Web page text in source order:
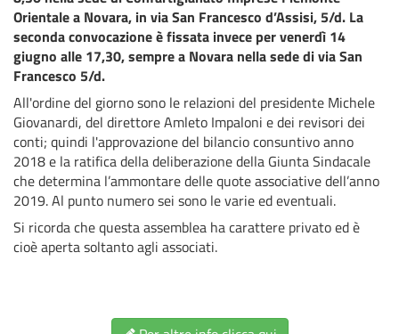
Orientale a Novara, in via San Francesco d’Assisi, 5/d. La
seconda convocazione è fissata invece per venerdì 14
giugno alle 17,30, sempre a Novara nella sede di via San
Francesco 5/d.
All'ordine del giorno sono le relazioni del presidente Michele
Giovanardi, del direttore Amleto Impaloni e dei revisori dei
conti; quindi l'approvazione del bilancio consuntivo anno
2018 e la ratifica della deliberazione della Giunta Sindacale
che determina l’ammontare delle quote associative dell’anno
2019. Al punto numero sei sono le varie ed eventuali.
Si ricorda che questa assemblea ha carattere privato ed è
cioè aperta soltanto agli associati.